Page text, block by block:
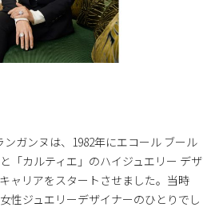
ガンヌは、1982年にエコール ブール
「カルティエ」のハイジュエリー デザ
ャリアをスタートさせました。当時
性ジュエリーデザイナーのひとりでし